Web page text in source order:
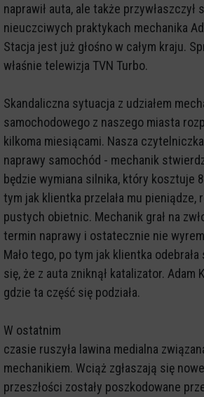
naprawił auta, ale także przywłaszczył
nieuczciwych praktykach mechanika
Stacja jest już głośno w całym kraju.
właśnie telewizja TVN Turbo.
Skandaliczna sytuacja z udziałem
samochodowego z naszego miasta
kilkoma miesiącami. Nasza
naprawy samochód - mechanik
będzie wymiana silnika, który kosztuje
tym jak klientka przelała mu pieniądze,
pustych obietnic. Mechanik grał na
termin naprawy i ostatecznie nie
Mało tego, po tym jak klientka odebrała
się, że z auta zniknął katalizator. Adam
gdzie ta część się podziała.
W ostatnim
czasie ruszyła lawina medialna
mechanikiem. Wciąż zgłaszają się
przeszłości zostały poszkodowane